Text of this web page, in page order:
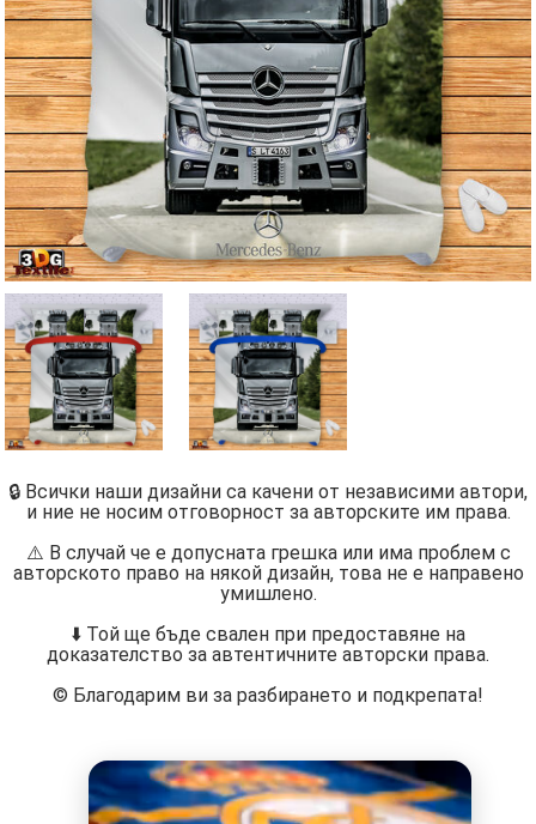
🔒 Всички наши дизайни са качени от независими автори,
и ние не носим отговорност за авторските им права.
⚠️ В случай че е допусната грешка или има проблем с
авторското право на някой дизайн, това не е направено
умишлено.
⬇️ Той ще бъде свален при предоставяне на
доказателство за автентичните авторски права.
©️ Благодарим ви за разбирането и подкрепата!